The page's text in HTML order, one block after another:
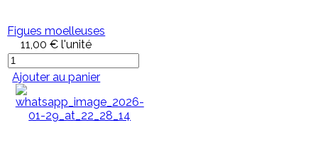
Figues moelleuses
11,00 € l'unité
Ajouter au panier